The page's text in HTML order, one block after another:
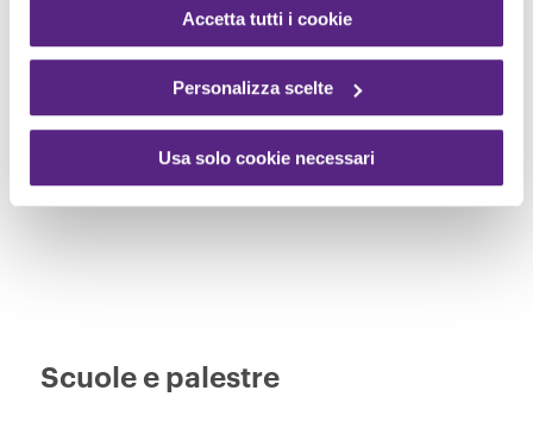
Accetta tutti i cookie
Personalizza scelte
Usa solo cookie necessari
tutela dei pazientiche degli stessioperatori sanitari
ogni giorno lavorano a contatto con virus, batteri e
possibili sostanze nocive come PM2.5, PM0.3, benzene,
e altri gas chimici nocivi.
Scuole e palestre